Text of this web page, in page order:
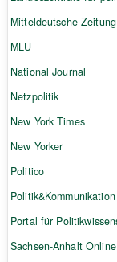
Mitteldeutsche Zeitung
MLU
National Journal
Netzpolitik
New York Times
New Yorker
Politico
Politik&Kommunikation
Portal für
Sachsen-Anhalt Online